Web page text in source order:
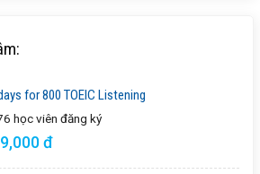
for 800 TOEIC Listening
học viên đăng ký
đ